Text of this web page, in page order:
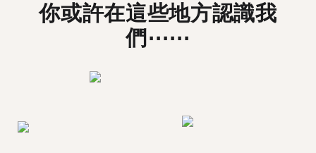
你或許在這些地方認識我
們⋯⋯